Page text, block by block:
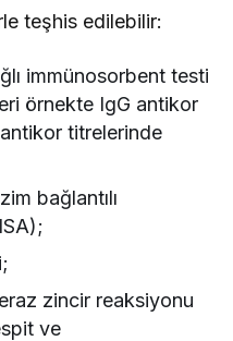
teşhis edilebilir:
immünosorbent testi
örnekte IgG antikor
titrelerinde
bağlantılı
zincir reaksiyonu
ve